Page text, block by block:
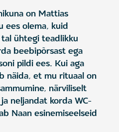
on Mattias
ees olema, kuid
ühtegi teadlikku
beebipõrsast ega
pildi ees. Kui aga
näida, et mu rituaal on
närviliselt
neljandat korda WC-
Naan esinemiseelseid